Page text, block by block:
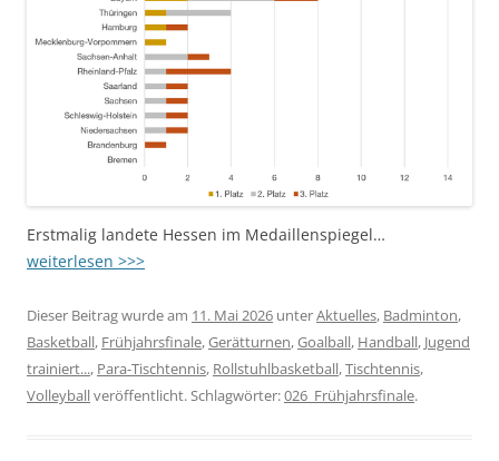
Erstmalig landete Hessen im Medaillenspiegel…
weiterlesen >>>
Dieser Beitrag wurde am 11. Mai 2026 unterAktuelles, Badminton,
Basketball, Frühjahrsfinale,Gerätturnen,Goalball, Handball, Jugend
trainiert..., Para-Tischtennis, Rollstuhlbasketball,Tischtennis,
Volleyballveröffentlicht. Schlagwörter:026_Frühjahrsfinale.